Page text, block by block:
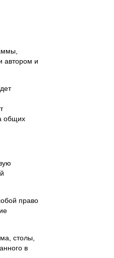
автором и
общих
право
столы,
в